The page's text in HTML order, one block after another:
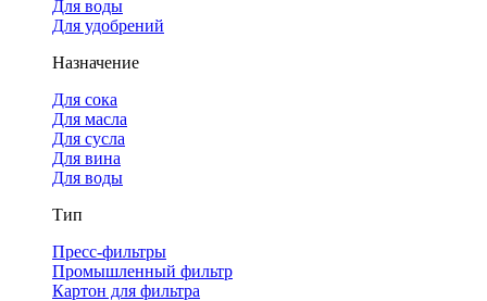
Для воды
Для удобрений
Назначение
Для сока
Для масла
Для сусла
Для вина
Для воды
Тип
Пресс-фильтры
Промышленный фильтр
Картон для фильтра